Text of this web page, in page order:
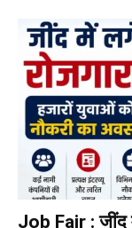
Job Fair : जींद